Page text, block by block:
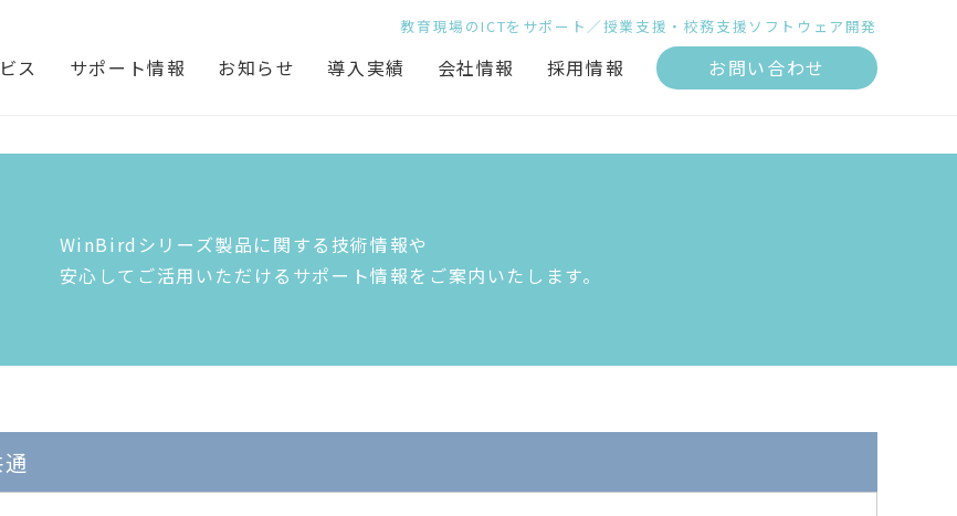
教育現場のICTをサポート／授業支援・校務支援ソフトウェア開発
ス サポート情報 お知らせ 導入実績 会社情報 採用情報 お問い合わせ
WinBirdシリーズ製品に関する技術情報や
安心してご活用いただけるサポート情報をご案内いたします。